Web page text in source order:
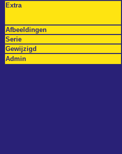
Extra
Afbeeldingen
Serie
Gewijzigd
Admin